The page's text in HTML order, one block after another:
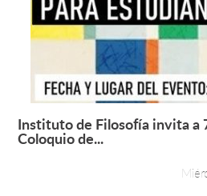
Instituto de Filosofía invita a
Coloquio de...